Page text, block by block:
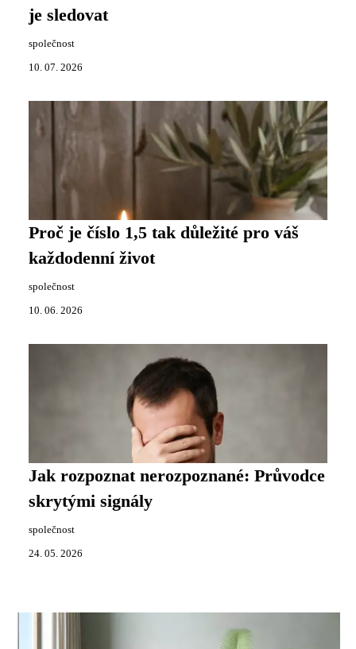
je sledovat
společnost
10. 07. 2026
Proč je číslo 1,5 tak důležité pro váš
každodenní život
společnost
10. 06. 2026
Jak rozpoznat nerozpoznané: Průvodce
skrytými signály
společnost
24. 05. 2026